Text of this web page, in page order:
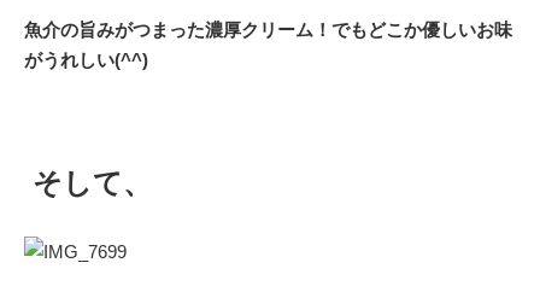
魚介の旨みがつまった濃厚クリーム！でもどこか優しいお味
がうれしい(^^)
そして、